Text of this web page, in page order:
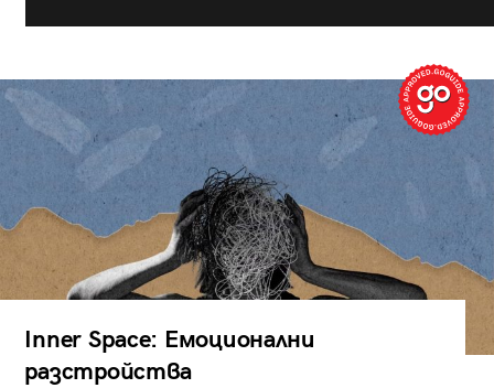
Inner Space: Емоционални
разстройства